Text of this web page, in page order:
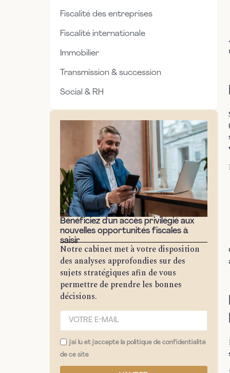
Fiscalité des entreprises
Fiscalité internationale
Immobilier
Transmission & succession
Social & RH
Bénéficiez d'un accès privilégié aux
nouvelles opportunités fiscales à
saisir
Notre cabinet met à votre disposition
des analyses approfondies sur des
sujets stratégiques afin de vous
permettre de prendre les bonnes
décisions.
j'ai lu et j'accepte la politique de confidentialité
de ce site